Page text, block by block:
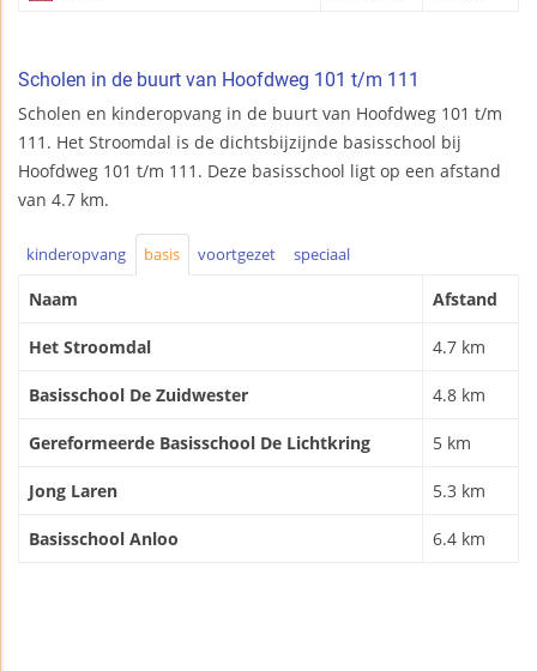
Scholen in de buurt van Hoofdweg 101 t/m 111
Scholen en kinderopvang in de buurt van Hoofdweg 101 t/m
111. Het Stroomdal is de dichtsbijzijnde basisschool bij
Hoofdweg 101 t/m 111. Deze basisschool ligt op een afstand
van 4.7 km.
kinderopvang basis voortgezet speciaal
Naam Afstand
Het Stroomdal 4.7 km
Basisschool De Zuidwester 4.8 km
Gereformeerde Basisschool De Lichtkring 5 km
Jong Laren 5.3 km
Basisschool Anloo 6.4 km